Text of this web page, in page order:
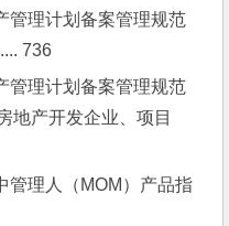
管理计划备案管理规范
736
管理计划备案管理规范
地产开发企业、项目
管理人（MOM）产品指